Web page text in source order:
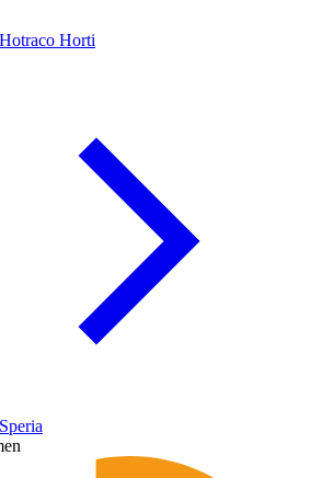
Horti